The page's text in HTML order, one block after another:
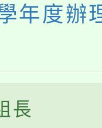
年度辦
長